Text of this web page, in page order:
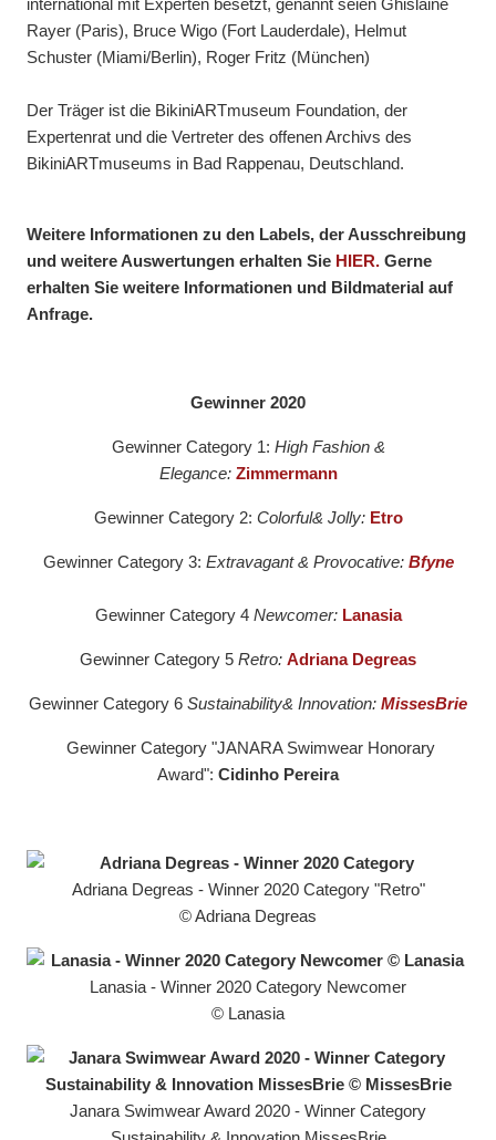
international mit Experten besetzt, genannt seien Ghislaine
Rayer (Paris), Bruce Wigo (Fort Lauderdale), Helmut
Schuster (Miami/Berlin), Roger Fritz (München)
Der Träger ist die BikiniARTmuseum Foundation, der
Expertenrat und die Vertreter des offenen Archivs des
BikiniARTmuseums in Bad Rappenau, Deutschland.
Weitere Informationen zu den Labels, der Ausschreibung
und weitere Auswertungen erhalten Sie HIER. Gerne
erhalten Sie weitere Informationen und Bildmaterial auf
Anfrage.
Gewinner 2020
Gewinner Category 1: High Fashion &
Elegance: Zimmermann
Gewinner Category 2: Colorful& Jolly:Etro
Gewinner Category 3: Extravagant & Provocative: Bfyne
Gewinner Category 4 Newcomer: Lanasia
Gewinner Category 5 Retro: Adriana Degreas
‍Gewinner Category 6 Sustainability& Innovation: MissesBrie
Gewinner Category "JANARA Swimwear Honorary
Award": Cidinho Pereira
Adriana Degreas - Winner 2020 Category "Retro"
© Adriana Degreas
Lanasia - Winner 2020 Category Newcomer
© Lanasia
Janara Swimwear Award 2020 - Winner Category